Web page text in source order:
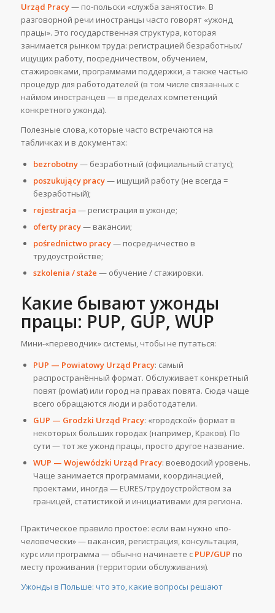
Urząd Pracy— по-польски «служба занятости». В
разговорной речи иностранцы часто говорят «ужонд
працы». Это государственная структура, которая
занимается рынком труда: регистрацией безработных/
ищущих работу, посредничеством, обучением,
стажировками, программами поддержки, а также частью
процедур для работодателей (в том числе связанных с
наймом иностранцев — в пределах компетенций
конкретного ужонда).
Полезные слова, которые часто встречаются на
табличках и в документах:
bezrobotny— безработный (официальный статус);
poszukujący pracy— ищущий работу (не всегда =
безработный);
rejestracja — регистрация в ужонде;
oferty pracy— вакансии;
pośrednictwo pracy— посредничество в
трудоустройстве;
szkolenia / staże — обучение / стажировки.
Какие бывают ужонды
працы: PUP, GUP, WUP
Мини-«переводчик» системы, чтобы не путаться:
PUP — Powiatowy Urząd Pracy: самый
распространённый формат. Обслуживает конкретный
повят (powiat) или город на правах повята. Сюда чаще
всего обращаются люди и работодатели.
GUP — Grodzki Urząd Pracy: «городской» формат в
некоторых больших городах (например, Краков). По
сути — тот же ужонд працы, просто другое название.
WUP — Wojewódzki Urząd Pracy: воеводский уровень.
Чаще занимается программами, координацией,
проектами, иногда — EURES/трудоустройством за
границей, статистикой и инициативами для региона.
Практическое правило простое: если вам нужно «по-
человечески» — вакансия, регистрация, консультация,
курс или программа — обычно начинаете с PUP/GUP по
месту проживания (территории обслуживания).
Ужонды в Польше: что это, какие вопросы решают